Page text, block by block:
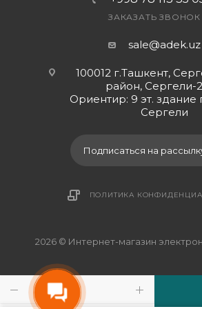
ЗАКАЗАТЬ ЗВОНОК
sale@adek.uz
100012 г.Ташкент,
район, Сергели-
Ориентир: 9 эт. здание
Сергели
Подписаться на
ПОЛИТИКА
2026 © Интернет-магазин